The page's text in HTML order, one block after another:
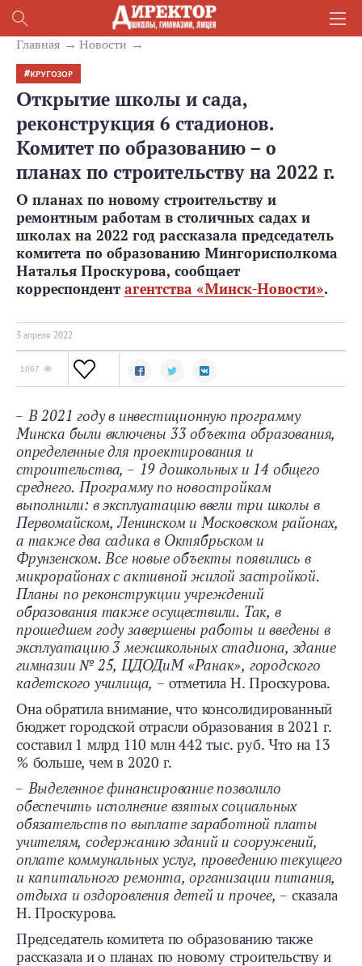
Главная Новости
КРУГОЗОР
Открытие школы и сада,
реконструкция 6 стадионов.
Комитет по образованию – о
планах по строительству на 2022 г.
О планах по новому строительству и
ремонтным работам в столичных садах и
школах на 2022 год рассказала председатель
комитета по образованию Мингорисполкома
Наталья Проскурова, сообщает
корреспондент агентства «Минск-Новости».
3 апреля 2022
1067
– В 2021 году в инвестиционную программу
Минска были включены 33 объекта образования,
определенные для проектирования и
строительства, – 19 дошкольных и 14 общего
среднего. Программу по новостройкам
выполнили: в эксплуатацию ввели три школы в
Первомайском, Ленинском и Московском районах,
а также два садика в Октябрьском и
Фрунзенском. Все новые объекты появились в
микрорайонах с активной жилой застройкой.
Планы по реконструкции учреждений
образования также осуществили. Так, в
прошедшем году завершены работы и введены в
эксплуатацию 3 межшкольных стадиона, здание
гимназии № 25, ЦДОДиМ «Ранак», городского
кадетского училища, – отметила Н. Проскурова.
Она обратила внимание, что консолидированный
бюджет городской отрасли образования в 2021 г.
составил 1 млрд 110 млн 442 тыс. руб. Что на 13
% больше, чем в 2020 г.
– Выделенное финансирование позволило
обеспечить исполнение взятых социальных
обязательств по выплате заработной платы
учителям, содержанию зданий и сооружений,
оплате коммунальных услуг, проведению текущего
и капитального ремонта, организации питания,
отдыха и оздоровления детей и прочее, – сказала
Н. Проскурова.
Председатель комитета по образованию также
рассказала и о планах по новому строительству и